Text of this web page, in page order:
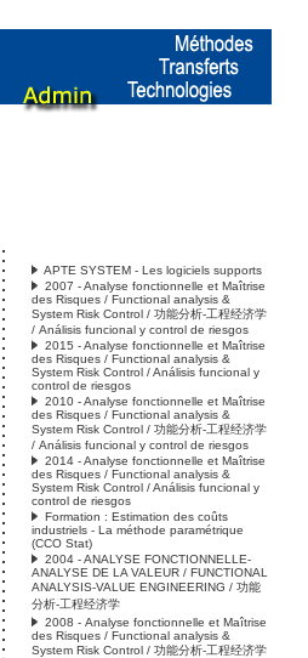
APTE SYSTEM - Les logiciels supports
2007 - Analyse fonctionnelle et Maîtrise
des Risques / Functional analysis &
System Risk Control / 功能分析-工程经济学
/ Análisis funcional y control de riesgos
2015 - Analyse fonctionnelle et Maîtrise
des Risques / Functional analysis &
System Risk Control / Análisis funcional y
control de riesgos
2010 - Analyse fonctionnelle et Maîtrise
des Risques / Functional analysis &
System Risk Control / 功能分析-工程经济学
/ Análisis funcional y control de riesgos
2014 - Analyse fonctionnelle et Maîtrise
des Risques / Functional analysis &
System Risk Control / Análisis funcional y
control de riesgos
Formation : Estimation des coûts
industriels - La méthode paramétrique
(CCO Stat)
2004 - ANALYSE FONCTIONNELLE-
ANALYSE DE LA VALEUR / FUNCTIONAL
ANALYSIS-VALUE ENGINEERING / 功能
分析-工程经济学
2008 - Analyse fonctionnelle et Maîtrise
des Risques / Functional analysis &
System Risk Control / 功能分析-工程经济学